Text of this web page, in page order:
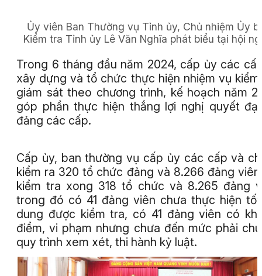
Ủy viên Ban Thường vụ Tỉnh ủy, Chủ nhiệm Ủy
Kiểm tra Tỉnh ủy Lê Văn Nghĩa phát biểu tại hội
Trong 6 tháng đầu năm 2024, cấp ủy các
xây dựng và tổ chức thực hiện nhiệm vụ
giám sát theo chương trình, kế hoạch năm
góp phần thực hiện thắng lợi nghị quyết
đảng các cấp.
Cấp ủy, ban thường vụ cấp ủy các cấp và
kiểm ra 320 tổ chức đảng và 8.266 đảng
kiểm tra xong 318 tổ chức và 8.265 đảng
trong đó có 41 đảng viên chưa thực hiện
dung được kiểm tra, có 41 đảng viên có
điểm, vi phạm nhưng chưa đến mức phải
quy trình xem xét, thi hành kỷ luật.